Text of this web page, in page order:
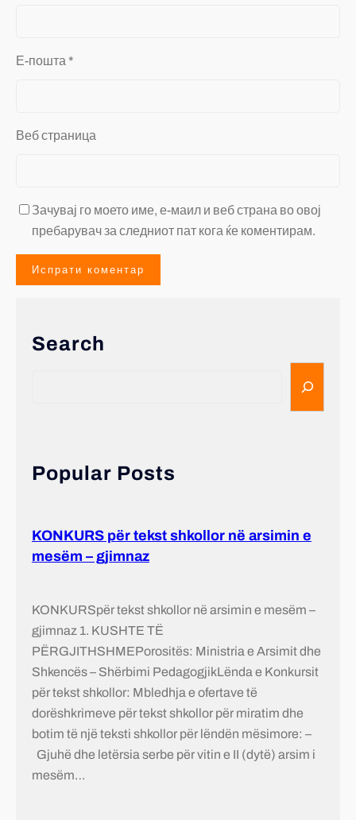
Е-пошта *
Веб страница
Зачувај го моето име, е-маил и веб страна во овој
пребарувач за следниот пат кога ќе коментирам.
Search
Popular Posts
KONKURS për tekst shkollor në arsimin e
mesëm – gjimnaz
KONKURSpër tekst shkollor në arsimin e mesëm –
gjimnaz 1. KUSHTE TË
PËRGJITHSHMEPorositës: Ministria e Arsimit dhe
Shkencës – Shërbimi PedagogjikLënda e Konkursit
për tekst shkollor: Mbledhja e ofertave të
dorëshkrimeve për tekst shkollor për miratim dhe
botim të një teksti shkollor për lëndën mësimore: –
Gjuhë dhe letërsia serbe për vitin e II (dytë) arsim i
mesëm…